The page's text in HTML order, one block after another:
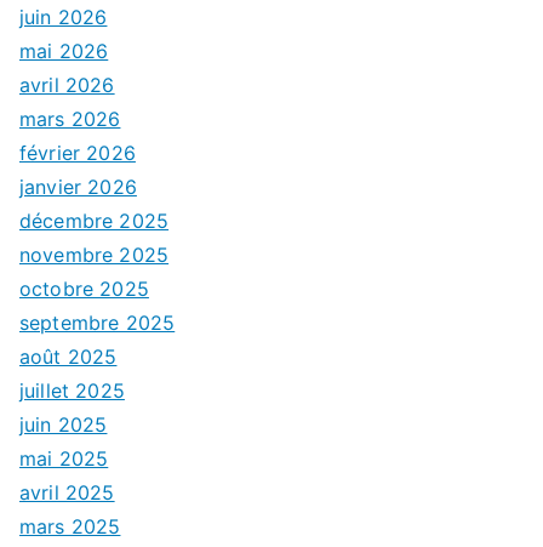
juin 2026
mai 2026
avril 2026
mars 2026
février 2026
janvier 2026
décembre 2025
novembre 2025
octobre 2025
septembre 2025
août 2025
juillet 2025
juin 2025
mai 2025
avril 2025
mars 2025